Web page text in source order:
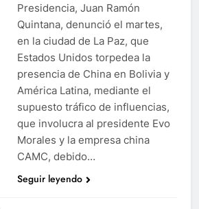
Presidencia, Juan Ramón
Quintana, denunció el martes,
en la ciudad de La Paz, que
Estados Unidos torpedea la
presencia de China en Bolivia y
América Latina, mediante el
supuesto tráfico de influencias,
que involucra al presidente Evo
Morales y la empresa china
CAMC, debido…
Seguir leyendo